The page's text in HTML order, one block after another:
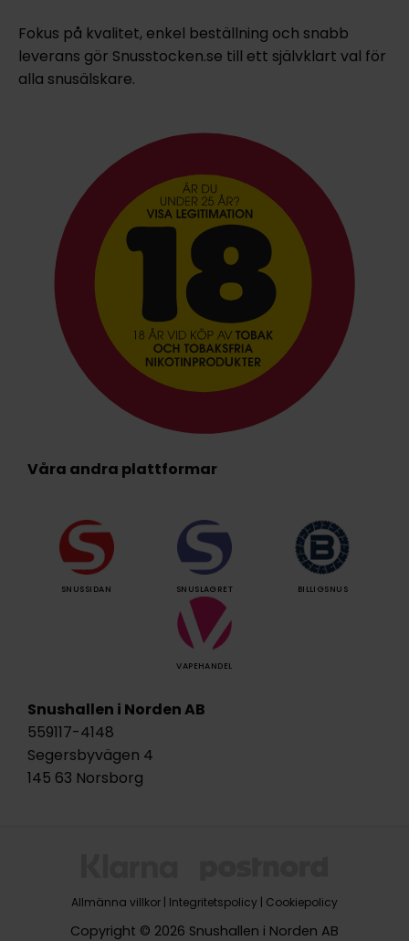
Fokus på kvalitet, enkel beställning och snabb
leverans gör Snusstocken.se till ett självklart val för
alla snusälskare.
Våra andra plattformar
SNUSSIDAN SNUSLAGRET BILLIGSNUS
VAPEHANDEL
Snushallen i Norden AB
559117-4148
Segersbyvägen 4
145 63 Norsborg
Allmänna villkor | Integritetspolicy | Cookiepolicy
Copyright © 2026 Snushallen i Norden AB